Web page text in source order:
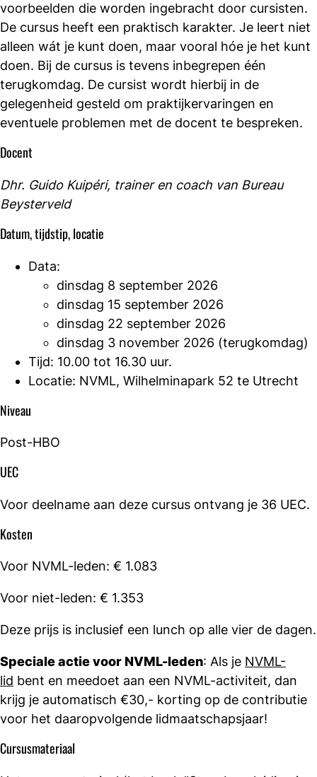
voorbeelden die worden ingebracht door cursisten.
De cursus heeft een praktisch karakter. Je leert niet
alleen wát je kunt doen, maar vooral hóe je het kunt
doen. Bij de cursus is tevens inbegrepen één
terugkomdag. De cursist wordt hierbij in de
gelegenheid gesteld om praktijkervaringen en
eventuele problemen met de docent te bespreken.
Docent
Dhr. Guido Kuipéri, trainer en coach van Bureau
Beysterveld
Datum, tijdstip, locatie
Data:
dinsdag 8 september 2026
dinsdag 15 september 2026
dinsdag 22 september 2026
dinsdag 3 november 2026 (terugkomdag)
Tijd: 10.00 tot 16.30 uur.
Locatie: NVML, Wilhelminapark 52 te Utrecht
Niveau
Post-HBO
UEC
Voor deelname aan deze cursus ontvang je 36 UEC.
Kosten
Voor NVML-leden: € 1.083
Voor niet-leden: € 1.353
Deze prijs is inclusief een lunch op alle vier de dagen.
Speciale actie voor NVML-leden: Als je NVML-
lid bent en meedoet aan een NVML-activiteit, dan
krijg je automatisch €30,- korting op de contributie
voor het daaropvolgende lidmaatschapsjaar!
Cursusmateriaal